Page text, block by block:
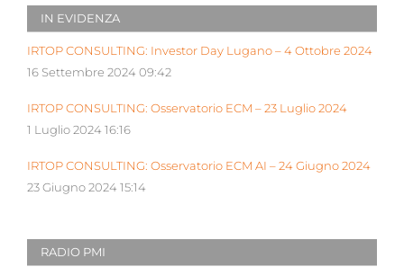
IN EVIDENZA
IRTOP CONSULTING: Investor Day Lugano – 4 Ottobre 2024
16 Settembre 2024 09:42
IRTOP CONSULTING: Osservatorio ECM – 23 Luglio 2024
1 Luglio 2024 16:16
IRTOP CONSULTING: Osservatorio ECM AI – 24 Giugno 2024
23 Giugno 2024 15:14
RADIO PMI